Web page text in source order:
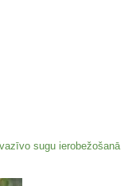
sugu ierobežošanā